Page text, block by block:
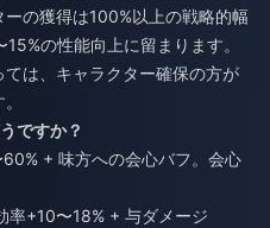
の獲得は100%以上の戦略的幅
の性能向上に留まります。
は、キャラクター確保の方が
ですか？
+ 味方への会心バフ。会心
率+10〜18% + 与ダメージ